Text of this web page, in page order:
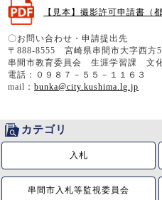
【見本】撮影許可申請書（
〇お問い合わせ・申請提出先
〒888-8555 宮崎県串間市大字西方
串間市教育委員会 生涯学習課 文
電話：０９８７－５５－１１６３
mail：bunka@city.kushima.lg.jp
カテゴリ
入札
串間市入札等監視委員会